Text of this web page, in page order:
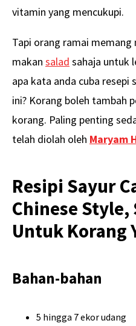
vitamin yang mencukupi.
Tapi orang ramai memang
makan salad sahaja untuk
apa kata anda cuba resepi
ini? Korang boleh tambah
korang. Paling penting
telah diolah oleh Maryam
Resipi Sayur
Chinese Style,
Untuk Korang
Bahan-bahan
5 hingga 7 ekor udang